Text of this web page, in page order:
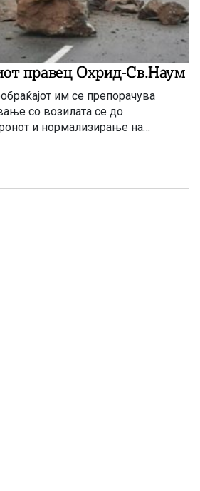
правец Охрид-Св.Наум
им се препорачува
со возилата се до
и нормализирање на